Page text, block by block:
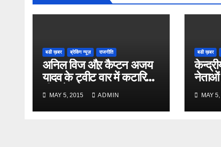
बडी ख़बर ब्रेकिंग न्यूज़ राजनीति
अनिल विज औऱ कैप्टन अजय
यादव के ट्वीट वार में कटारिया
भी कूदे
MAY 5, 2015 ADMIN
बडी ख़बर
नेताओं
MAY